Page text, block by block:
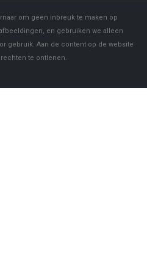
om geen inbreuk te maken op
en gebruiken we alleen
gebruik. Aan de content op de website
te ontlenen.